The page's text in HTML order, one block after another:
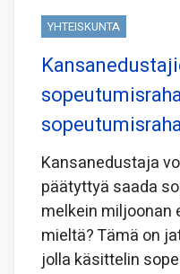
YHTEISKUNTA
Kansanedustaja
päätyttyä saada
melkein miljoonan
mieltä? Tämä on
jolla käsittelin